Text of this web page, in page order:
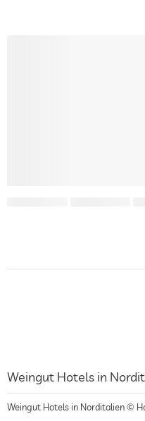
Weingut Hotels in
Weingut Hotels in Norditalien ©